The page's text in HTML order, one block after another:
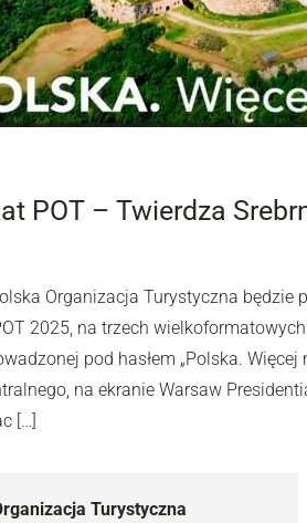
POT – Twierdza
Organizacja Turystyczna
2025, na trzech
pod hasłem „Polska.
na ekranie Warsaw
[…]
Turystyczna